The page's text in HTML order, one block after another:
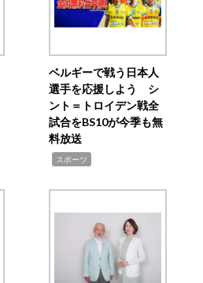
ベルギーで戦う日本人
選手を応援しよう シ
ント＝トロイデン戦全
試合をBS10が今季も無
料放送
スポーツ